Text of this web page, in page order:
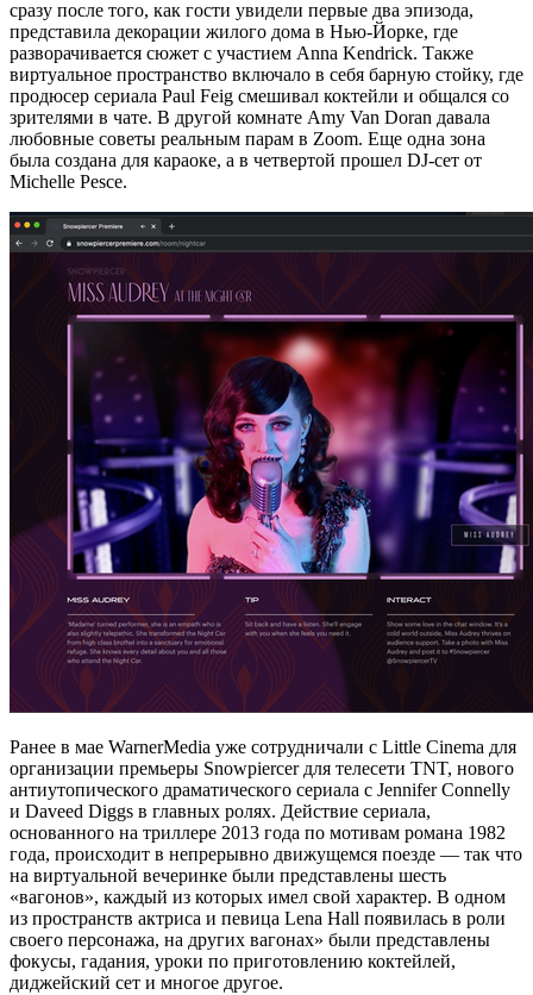
сразу после того, как гости увидели первые два эпизода,
представила декорации жилого дома в Нью-Йорке, где
разворачивается сюжет с участием Anna Kendrick. Также
виртуальное пространство включало в себя барную стойку, где
продюсер сериала Paul Feig смешивал коктейли и общался со
зрителями в чате. В другой комнате Amy Van Doran давала
любовные советы реальным парам в Zoom. Еще одна зона
была создана для караоке, а в четвертой прошел DJ-сет от
Michelle Pesce.
Ранее в мае WarnerMedia уже сотрудничали с Little Cinema для
организации премьеры Snowpiercer для телесети TNT, нового
антиутопического драматического сериала с Jennifer Connelly
и Daveed Diggs в главных ролях. Действие сериала,
основанного на триллере 2013 года по мотивам романа 1982
года, происходит в непрерывно движущемся поезде — так что
на виртуальной вечеринке были представлены шесть
«вагонов», каждый из которых имел свой характер. В одном
из пространств актриса и певица Lena Hall появилась в роли
своего персонажа, на других вагонах» были представлены
фокусы, гадания, уроки по приготовлению коктейлей,
диджейский сет и многое другое.